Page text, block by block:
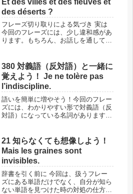
は...
des déserts ?
フレーズ切り取りによる気づき 実は
今回のフレーズには、少し違和感があ
ります。もちろん、お話しを通して読
引き込まれます。1つだけ切り取るか
らこそ、作者の手法が見える例です
ね！...
380 対義語（反対語）と一緒に
覚えよう！ Je ne tolère pas
l’indiscipline.
語いを簡単に増やそう！今回のフレー
ズには、わかりやすい形で対義語（反
対語）になっている名詞があります。
すみます。同じつくりの他の例もご紹
介します！このフレーズの場所と背景
で...
21 知らなくても想像しよう！
Mais les graines sont
invisibles.
辞書を引く前に 今回は、扱うフレー
ズにある単語だけでなく、自分が知ら
ない単語を見つけた時の対処の仕方を